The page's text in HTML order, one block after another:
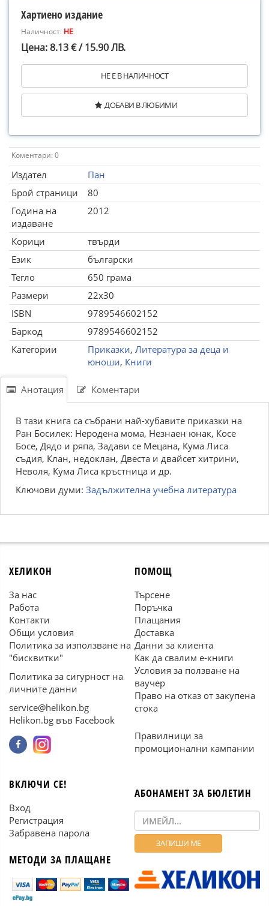
Хартиено издание
Наличност: НЕ
Цена: 8.13 € / 15.90 ЛВ.
НЕ Е В НАЛИЧНОСТ
ДОБАВИ В ЛЮБИМИ
Коментари: 0
Издател
Пан
Брой страници
80
Година на
издаване
2012
Корици
твърди
Език
български
Тегло
650 грама
Размери
22x30
ISBN
9789546602152
Баркод
9789546602152
Категории
Приказки, Литература за деца и
юноши, Книги
Анотация Коментари
В тази книга са събрани най-хубавите приказки на
Ран Босилек: Неродена мома, Незнаен юнак, Косе
Босе, Дядо и ряпа, Задави се Мецана, Кума Лиса
съдия, Клан, недоклан, Двеста и двайсет хитрини,
Неволя, Кума Лиса кръстница и др.
Ключови думи: Задължителна учебна литература
ХЕЛИКОН
За нас
Работа
Контакти
Общи условия
Политика за използване на
"бисквитки"
Политика за сигурност на
личните данни
service@helikon.bg
Helikon.bg във Facebook
ПОМОЩ
Търсене
Поръчка
Плащания
Доставка
Данни за клиента
Как да свалим е-книги
Условия за ползване на
ваучер
Право на отказ от закупена
стока
Правилници за
промоционални кампании
ВКЛЮЧИ СЕ!
Вход
Регистрация
Забравена парола
МЕТОДИ ЗА ПЛАЩАНЕ
АБОНАМЕНТ ЗА БЮЛЕТИН